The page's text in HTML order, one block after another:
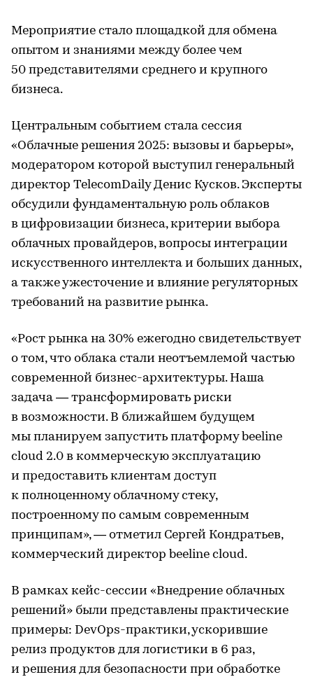
Мероприятие стало площадкой для обмена
опытом и знаниями между более чем
50 представителями среднего и крупного
бизнеса.
Центральным событием стала сессия
«Облачные решения 2025: вызовы и барьеры»,
модератором которой выступил генеральный
директор TelecomDaily Денис Кусков. Эксперты
обсудили фундаментальную роль облаков
в цифровизации бизнеса, критерии выбора
облачных провайдеров, вопросы интеграции
искусственного интеллекта и больших данных,
а также ужесточение и влияние регуляторных
требований на развитие рынка.
«Рост рынка на 30% ежегодно свидетельствует
о том, что облака стали неотъемлемой частью
современной бизнес-архитектуры. Наша
задача — трансформировать риски
в возможности. В ближайшем будущем
мы планируем запустить платформу beeline
cloud 2.0 в коммерческую эксплуатацию
и предоставить клиентам доступ
к полноценному облачному стеку,
построенному по самым современным
принципам», — отметил Сергей Кондратьев,
коммерческий директор beeline cloud.
В рамках кейс-сессии «Внедрение облачных
решений» были представлены практические
примеры: DevOps-практики, ускорившие
релиз продуктов для логистики в 6 раз,
и решения для безопасности при обработке